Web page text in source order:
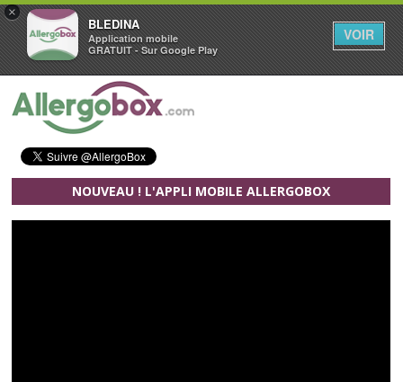
×
BLEDINA
Application mobile
GRATUIT - Sur Google Play
VOIR
Aller au contenu principal
NOUVEAU ! L'APPLI MOBILE ALLERGOBOX